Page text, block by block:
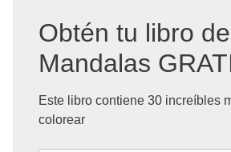
Obtén tu libro de
Mandalas
Este libro contiene 30 increíbles
colorear